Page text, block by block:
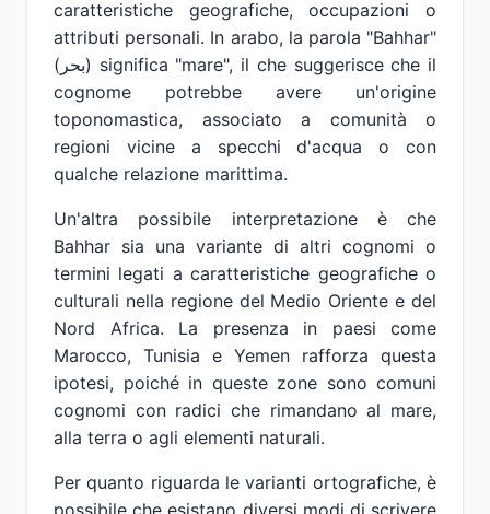
caratteristiche geografiche, occupazioni o
attributi personali. In arabo, la parola "Bahhar"
(بحر) significa "mare", il che suggerisce che il
cognome potrebbe avere un'origine
toponomastica, associato a comunità o
regioni vicine a specchi d'acqua o con
qualche relazione marittima.
Un'altra possibile interpretazione è che
Bahhar sia una variante di altri cognomi o
termini legati a caratteristiche geografiche o
culturali nella regione del Medio Oriente e del
Nord Africa. La presenza in paesi come
Marocco, Tunisia e Yemen rafforza questa
ipotesi, poiché in queste zone sono comuni
cognomi con radici che rimandano al mare,
alla terra o agli elementi naturali.
Per quanto riguarda le varianti ortografiche, è
possibile che esistano diversi modi di scrivere